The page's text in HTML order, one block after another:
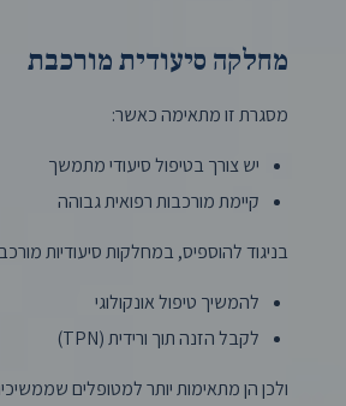
מחלקה סיעודית מורכבת
מסגרת זו מתאימה כאשר:
יש צורך בטיפול סיעודי מתמשך
קיימת מורכבות רפואית גבוהה
בניגוד להוספיס, במחלקות סיעודיות
להמשיך טיפול אונקולוגי
לקבל הזנה תוך ורידית (TPN)
ולכן הן מתאימות יותר למטופלים